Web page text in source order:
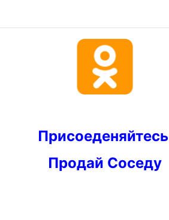
Присоеденяйтесь
Продай Соседу